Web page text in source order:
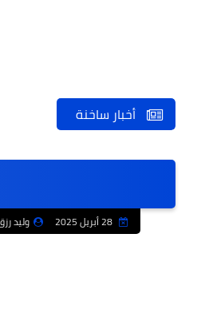
أخبار ساخنة
28 أبريل 2025 وليد